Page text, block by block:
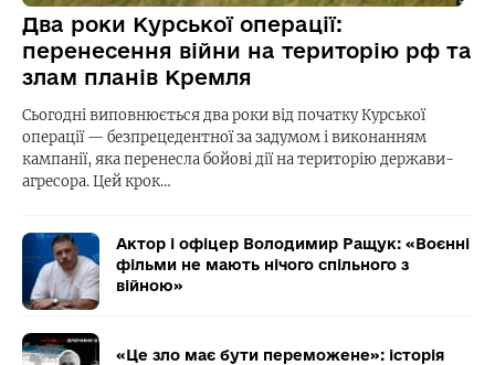
Два роки Курської операції:
перенесення війни на територію рф та
злам планів Кремля
Сьогодні виповнюється два роки від початку Курської
операції — безпрецедентної за задумом і виконанням
кампанії, яка перенесла бойові дії на територію держави-
агресора. Цей крок…
Актор і офіцер Володимир Ращук: «Воєнні
фільми не мають нічого спільного з
війною»
«Це зло має бути переможене»: історія